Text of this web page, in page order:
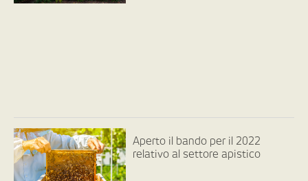
Aperto il bando per il 2022
relativo al settore apistico